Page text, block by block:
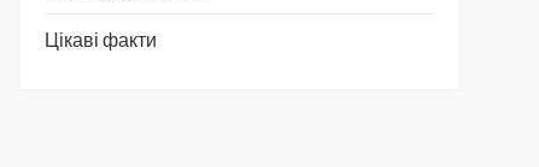
Цікаві факти